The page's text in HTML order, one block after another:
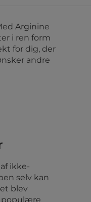
Arginine
i ren form
for dig, der
andre
ikke-
selv kan
blev
populære